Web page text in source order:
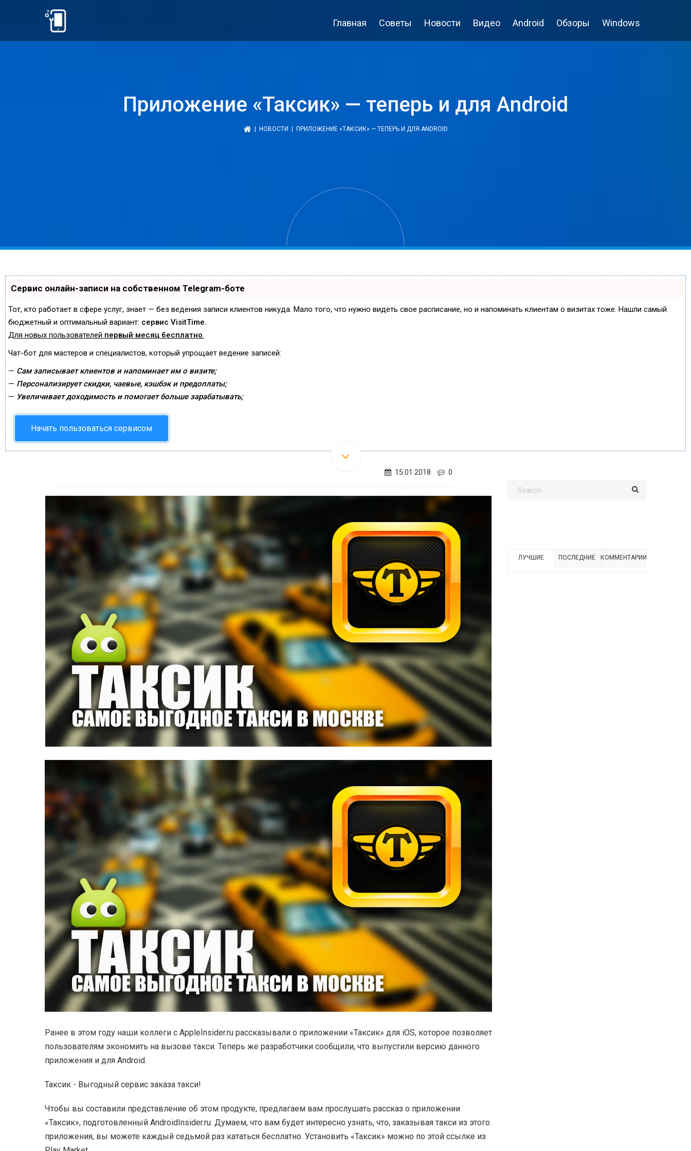
Главная Советы Новости Видео Android Обзоры Windows
Приложение «Таксик» — теперь и для Android
НОВОСТИ | ПРИЛОЖЕНИЕ «ТАКСИК» — ТЕПЕРЬ И ДЛЯ ANDROID
Сервис онлайн-записи на собственном Telegram-боте
Тот, кто работает в сфере услуг, знает — без ведения записи клиентов никуда. Мало того, что нужно видеть свое расписание, но и напоминать клиентам о визитах тоже. Нашли самый
бюджетный и оптимальный вариант: сервис VisitTime.
Для новых пользователей первый месяц бесплатно.
Чат-бот для мастеров и специалистов, который упрощает ведение записей:
— Сам записывает клиентов и напоминает им о визите;
— Персонализирует скидки, чаевые, кэшбэк и предоплаты;
— Увеличивает доходимость и помогает больше зарабатывать;
Начать пользоваться сервисом
15.01.2018 0
Ранее в этом году наши коллеги с AppleInsider.ru рассказывали о приложении «Таксик» для iOS, которое позволяет
пользователям экономить на вызове такси. Теперь же разработчики сообщили, что выпустили версию данного
приложения и для Android.
Таксик - Выгодный сервис заказа такси!
Чтобы вы составили представление об этом продукте, предлагаем вам прослушать рассказ о приложении
«Таксик», подготовленный AndroidInsider.ru. Думаем, что вам будет интересно узнать, что, заказывая такси из этого
приложения, вы можете каждый седьмой раз кататься бесплатно. Установить «Таксик» можно по этой ссылке из
ЛУЧШИЕ ПОСЛЕДНИЕ КОММЕНТАРИИ